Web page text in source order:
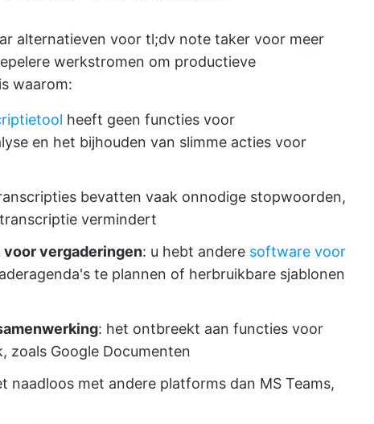
alternatieven voor tl;dv note taker voor meer
werkstromen om productieve
waarom:
heeft geen functies voor
en het bijhouden van slimme acties voor
bevatten vaak onnodige stopwoorden,
vermindert
voor vergaderingen: u hebt andere software voor
te plannen of herbruikbare sjablonen
: het ontbreekt aan functies voor
zoals Google Documenten
naadloos met andere platforms dan MS Teams,